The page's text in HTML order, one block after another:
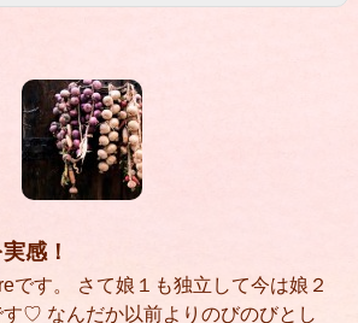
感！
す。 さて娘１も独立して今は娘２
♡ なんだか以前よりのびのびとし